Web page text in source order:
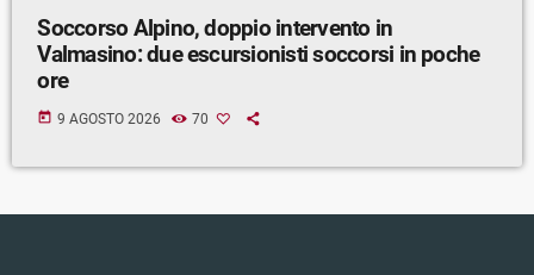
Soccorso Alpino, doppio intervento in
Valmasino: due escursionisti soccorsi in poche
ore
today 9 AGOSTO 2026 70